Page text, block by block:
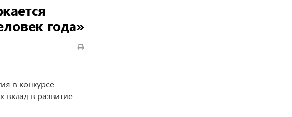
года»
в конкурсе
вклад в развитие